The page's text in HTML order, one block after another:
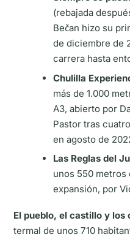
(rebajada
Bečan hizo su
de diciembre de
carrera hasta
Chulilla
más de 1.000
A3, abierto por
Pastor tras
en agosto de
Las Reglas del
unos 550
expansión, por
El pueblo, el castillo y los
termal de unos 710